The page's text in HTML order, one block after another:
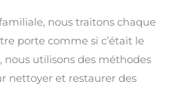
nous traitons chaque
porte comme si c’était le
nous utilisons des méthodes
nettoyer et restaurer des